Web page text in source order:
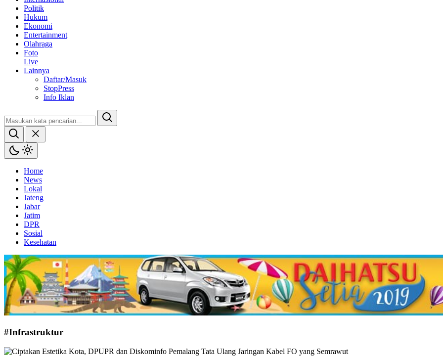
Politik
Hukum
Ekonomi
Entertainment
Olahraga
Foto
Live
Lainnya
Daftar/Masuk
StopPress
Info Iklan
Home
News
Lokal
Jateng
Jabar
Jatim
DPR
Sosial
Kesehatan
#Infrastruktur